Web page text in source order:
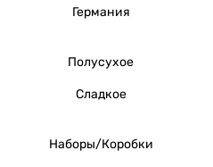
Германия
Полусухое
Сладкое
Наборы/Коробки